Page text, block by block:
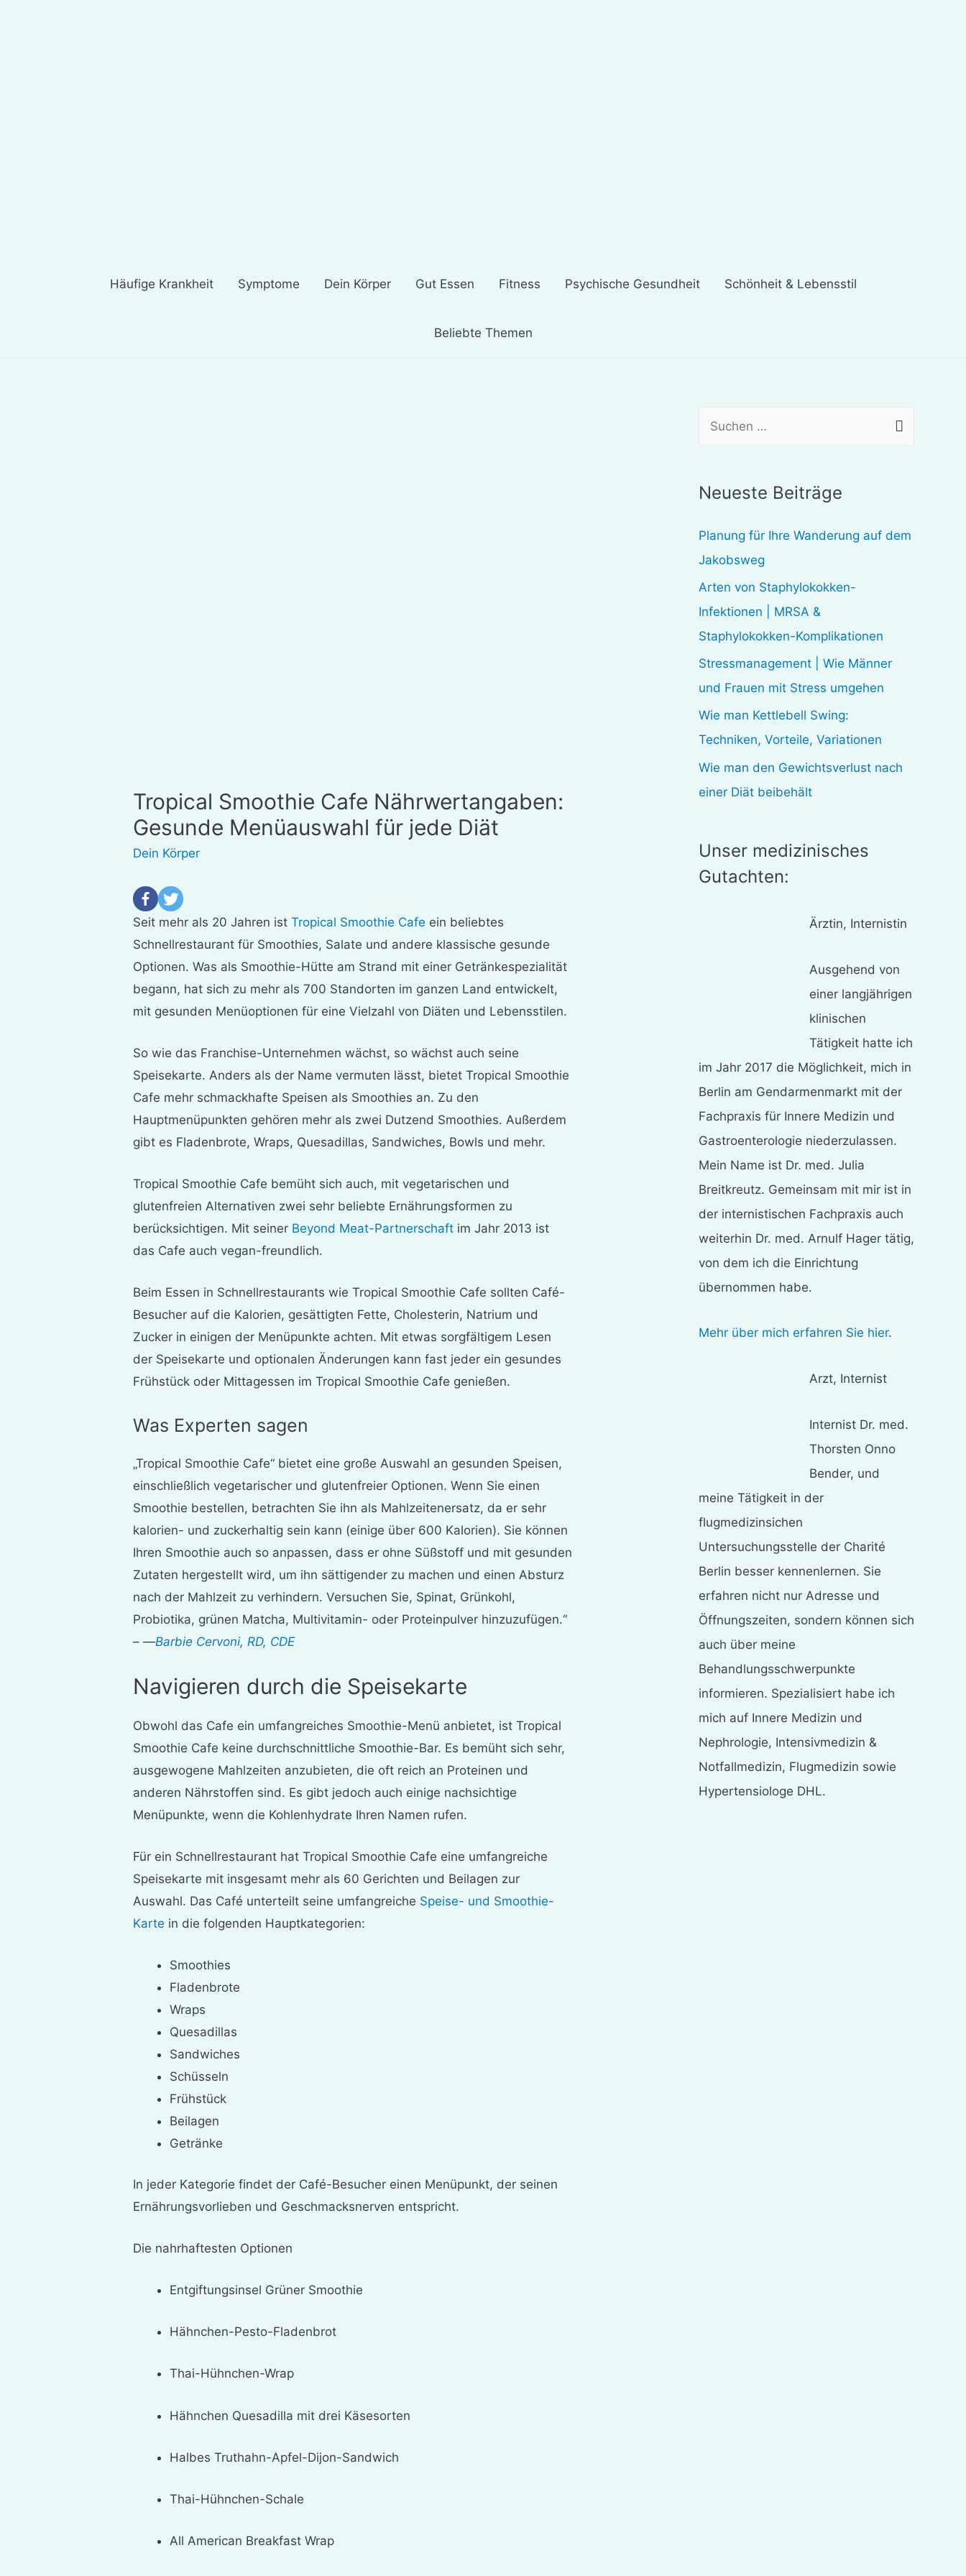
Häufige Krankheit Symptome Dein Körper Gut Essen Fitness Psychische Gesundheit Schönheit & Lebensstil
Beliebte Themen
Tropical Smoothie Cafe Nährwertangaben:
Gesunde Menüauswahl für jede Diät
Dein Körper
Seit mehr als 20 Jahren istTropical Smoothie Cafe ein beliebtes
Schnellrestaurant für Smoothies, Salate und andere klassische gesunde
Optionen. Was als Smoothie-Hütte am Strand mit einer Getränkespezialität
begann, hat sich zu mehr als 700 Standorten im ganzen Land entwickelt,
mit gesunden Menüoptionen für eine Vielzahl von Diäten und Lebensstilen.
So wie das Franchise-Unternehmen wächst, so wächst auch seine
Speisekarte. Anders als der Name vermuten lässt, bietet Tropical Smoothie
Cafe mehr schmackhafte Speisen als Smoothies an. Zu den
Hauptmenüpunkten gehören mehr als zwei Dutzend Smoothies. Außerdem
gibt es Fladenbrote, Wraps, Quesadillas, Sandwiches, Bowls und mehr.
Tropical Smoothie Cafe bemüht sich auch, mit vegetarischen und
glutenfreien Alternativen zwei sehr beliebte Ernährungsformen zu
berücksichtigen. Mit seiner Beyond Meat-Partnerschaft im Jahr 2013 ist
das Cafe auch vegan-freundlich.
Beim Essen in Schnellrestaurants wie Tropical Smoothie Cafe sollten Café-
Besucher auf die Kalorien, gesättigten Fette, Cholesterin, Natrium und
Zucker in einigen der Menüpunkte achten. Mit etwas sorgfältigem Lesen
der Speisekarte und optionalen Änderungen kann fast jeder ein gesundes
Frühstück oder Mittagessen im Tropical Smoothie Cafe genießen.
Was Experten sagen
„Tropical Smoothie Cafe“ bietet eine große Auswahl an gesunden Speisen,
einschließlich vegetarischer und glutenfreier Optionen. Wenn Sie einen
Smoothie bestellen, betrachten Sie ihn als Mahlzeitenersatz, da er sehr
kalorien- und zuckerhaltig sein kann (einige über 600 Kalorien). Sie können
Ihren Smoothie auch so anpassen, dass er ohne Süßstoff und mit gesunden
Zutaten hergestellt wird, um ihn sättigender zu machen und einen Absturz
nach der Mahlzeit zu verhindern. Versuchen Sie, Spinat, Grünkohl,
Probiotika, grünen Matcha, Multivitamin- oder Proteinpulver hinzuzufügen.“
– —Barbie Cervoni, RD, CDE
Navigieren durch die Speisekarte
Obwohl das Cafe ein umfangreiches Smoothie-Menü anbietet, ist Tropical
Smoothie Cafe keine durchschnittliche Smoothie-Bar. Es bemüht sich sehr,
ausgewogene Mahlzeiten anzubieten, die oft reich an Proteinen und
anderen Nährstoffen sind. Es gibt jedoch auch einige nachsichtige
Menüpunkte, wenn die Kohlenhydrate Ihren Namen rufen.
Für ein Schnellrestaurant hat Tropical Smoothie Cafe eine umfangreiche
Speisekarte mit insgesamt mehr als 60 Gerichten und Beilagen zur
Auswahl. Das Café unterteilt seine umfangreiche Speise- und Smoothie-
Karte in die folgenden Hauptkategorien:
Smoothies
Fladenbrote
Wraps
Quesadillas
Sandwiches
Schüsseln
Frühstück
Beilagen
Getränke
In jeder Kategorie findet der Café-Besucher einen Menüpunkt, der seinen
Ernährungsvorlieben und Geschmacksnerven entspricht.
Die nahrhaftesten Optionen
Entgiftungsinsel Grüner Smoothie
Hähnchen-Pesto-Fladenbrot
Thai-Hühnchen-Wrap
Hähnchen Quesadilla mit drei Käsesorten
Halbes Truthahn-Apfel-Dijon-Sandwich
Thai-Hühnchen-Schale
All American Breakfast Wrap
h
n
n
a
c
h
:
Neueste Beiträge
Planung für Ihre Wanderung auf dem
Jakobsweg
Arten von Staphylokokken-
Infektionen | MRSA &
Staphylokokken-Komplikationen
Stressmanagement | Wie Männer
und Frauen mit Stress umgehen
Wie man Kettlebell Swing:
Techniken, Vorteile, Variationen
Wie man den Gewichtsverlust nach
einer Diät beibehält
Unser medizinisches
Gutachten:
Ärztin, Internistin
Ausgehend von
einer langjährigen
klinischen
Tätigkeit hatte ich
im Jahr 2017 die Möglichkeit, mich in
Berlin am Gendarmenmarkt mit der
Fachpraxis für Innere Medizin und
Gastroenterologie niederzulassen.
Mein Name ist Dr. med. Julia
Breitkreutz. Gemeinsam mit mir ist in
der internistischen Fachpraxis auch
weiterhin Dr. med. Arnulf Hager tätig,
von dem ich die Einrichtung
übernommen habe.
Mehr über mich erfahren Sie hier.
Arzt, Internist
Internist Dr. med.
Thorsten Onno
Bender, und
meine Tätigkeit in der
flugmedizinsichen
Untersuchungsstelle der Charité
Berlin besser kennenlernen. Sie
erfahren nicht nur Adresse und
Öffnungszeiten, sondern können sich
auch über meine
Behandlungsschwerpunkte
informieren. Spezialisiert habe ich
mich auf Innere Medizin und
Nephrologie, Intensivmedizin &
Notfallmedizin, Flugmedizin sowie
Hypertensiologe DHL.